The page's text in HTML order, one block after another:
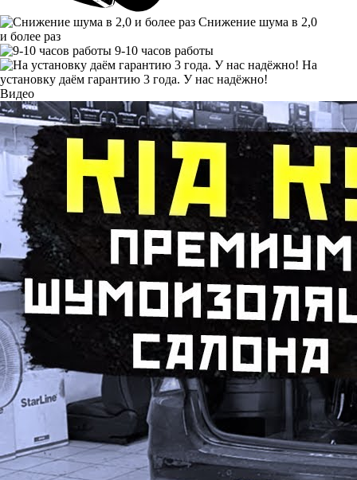
Снижение шума в 2,0
и более раз
9-10 часов работы
На
установку даём гарантию 3 года. У нас надёжно!
Видео